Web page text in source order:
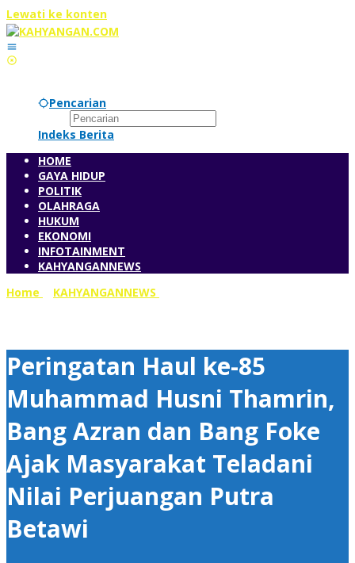
Lewati ke konten
Pencarian
Indeks Berita
HOME
GAYA HIDUP
POLITIK
OLAHRAGA
HUKUM
EKONOMI
INFOTAINMENT
KAHYANGANNEWS
Home
KAHYANGANNEWS
Peringatan Haul ke-85
Muhammad Husni Thamrin,
Bang Azran dan Bang Foke
Ajak Masyarakat Teladani
Nilai Perjuangan Putra
Betawi